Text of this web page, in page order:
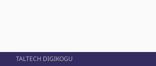
TALTECH DIGIKOGU